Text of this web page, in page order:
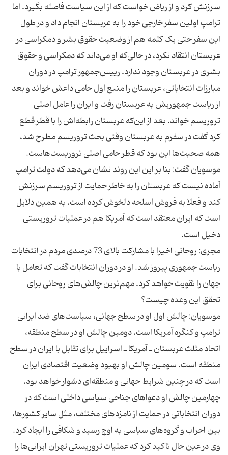
سرزنش کرد و از ریاض خواست که از این سیاست فاصله بگیرد. اما
ترامپ اولین سفر خارجی خود را به عربستان انجام داد و در طول
این سفر حتی یک کلمه هم از وضعیت حقوق بشر و دمکراسی در
عربستان انتقاد نکرد، در حالی‌که او می‌داند که دمکراسی و حقوق
بشری در عربستان وجود ندارد. رییس‌جمهور ترامپ در دوران
مبارزات انتخاباتی، عربستان را منبع اول حامی داعش خواند و بعد
از ریاست جمهوریش به عربستان رفت و ایران را عامل اصلی
تروریسم خواند. بعد از این‌که عربستان رابطه‌اش را با قطر قطع
کرد گفت در سفرم به عربستان وقتی بحث تروریسم مطرح شد،
موسویان گفت: بنا بر این این روند نشان می‌دهد که دولت ترامپ
آماده نیست که عربستان را به خاطر حمایت از تروریسم سرزنش
کند و فعلا به فروش اسلحه دلخوش کرده است. به همین دلایل
است که ایران معتقد است که آمریکا هم در عملیات تروریستی
مجری: روحانی اخیرا با مشارکت بالای 73 درصدی مردم در انتخابات
ریاست جمهوری پیروز شد. او در دوران انتخابات گفت که تعامل با
جهان را تقویت خواهد کرد. مهم‌ترین چالش‌های روحانی برای
موسویان: چالش اول او در سطح جهانی، سیاست‌های ضد ایرانی
ترامپ و کنگره آمریکا است. دومین چالش او در سطح منطقه،
اتحاد مثلث عربستان ـ‌ آمریکا ـ اسراییل برای تقابل با ایران در سطح
منطقه است. سومین چالش او بهبود وضعیت اقتصادی ایران
است که در چنین شرایط جهانی و منطقه‌ای دشوار خواهد بود.
چهارمین چالش او دعواهای جناحی سیاسی داخلی است که در
دوران انتخاباتی در حمایت از نامزدهای مختلف، مثل سایر کشورها،
وی در عین حال تاکید کرد که عملیات تروریستی تهران ایرانی‌ها را